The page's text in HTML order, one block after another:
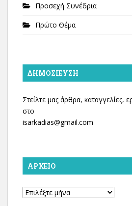
Προσεχή Συνέδρια
Πρώτο Θέμα
ΔΗΜΟΣΊΕΥΣΗ
Στείλτε μας άρθρα, καταγγελίες,
στο
isarkadias@gmail.com
ΑΡΧΕΊΟ
Αρχείο